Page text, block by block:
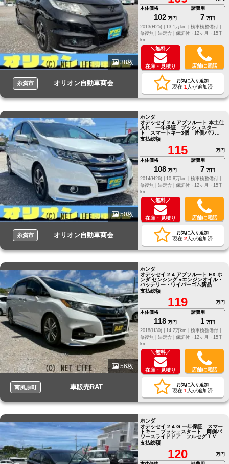
38枚
糸満市 オリオン自動車商会
本体価格
102 万円
諸費用
7 万円
2013(H25) |
13.1万km |
検車検整備付 |
修復無 | 法定含 | 保証付・12ヶ月・15千
km
＼無料／
在庫・見積り 店舗に電話
お気に入り追加
現在 1 人が追加済
50枚
糸満市 オリオン自動車商会
ホンダ
オデッセイ 2.4 アブソルート 本土仕
入れ 一年保証 プッシュスター
ト スマートキー3個 片側パワー
スライドドア フルセグTVナビ
支払総額
115
万円
本体価格
108 万円
諸費用
7 万円
2014(H26) |
10.8万km |
検車検整備付 |
修復無 | 法定含 | 保証付・12ヶ月・15千
km
＼無料／
在庫・見積り 店舗に電話
お気に入り追加
現在 2 人が追加済
56枚
南風原町 車販売RAT
ホンダ
オデッセイ 2.4 アブソルート EX ホ
ンダ センシング ●エンジンオイル・
バッテリー・ワイパーゴム新品
支払総額
119
万円
本体価格
118 万円
諸費用
1 万円
2018(H30) |
14.2万km |
検車検整備付 |
修復無 | 法定含 | 保証付・12ヶ月・15千
km
＼無料／
在庫・見積り 店舗に電話
お気に入り追加
現在 1 人が追加済
ホンダ
オデッセイ 2.4 G 一年保証 スマー
トキー プッシュスタート 両側パ
ワースライドドア フルセグＴＶ
ナビ バックカメラ
支払総額
120
万円